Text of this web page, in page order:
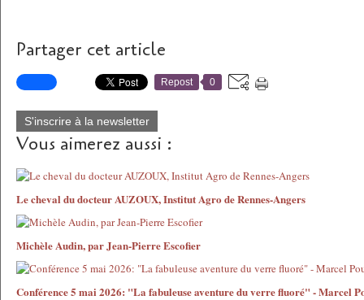
Partager cet article
Repost 0
S'inscrire à la newsletter
Vous aimerez aussi :
Le cheval du docteur AUZOUX, Institut Agro de Rennes-Angers
Michèle Audin, par Jean-Pierre Escofier
Conférence 5 mai 2026: "La fabuleuse aventure du verre fluoré" - Marcel